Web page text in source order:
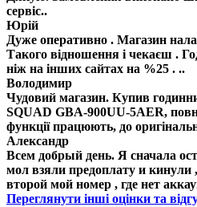
сервіс..
Юрій
Дуже оперативно . Магазин
Такого відношення і чекаєш .
ніж на інших сайтах на %25 . ..
Володимир
Чудовий магазин. Купив
SQUAD GBA-900UU-5AER,
функції працюють, до
Александр
Всем добрый день. Я сначала
мол взяли предоплату и
второй мой номер , где нет
Переглянути інші оцінки та